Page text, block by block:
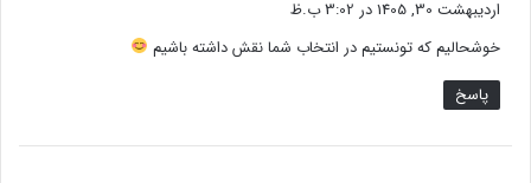
:
اردیبهشت 30, 1405 در 3:02 ب.ظ
خوشحالیم که تونستیم در انتخاب شما نقش داشته باشیم
پاسخ